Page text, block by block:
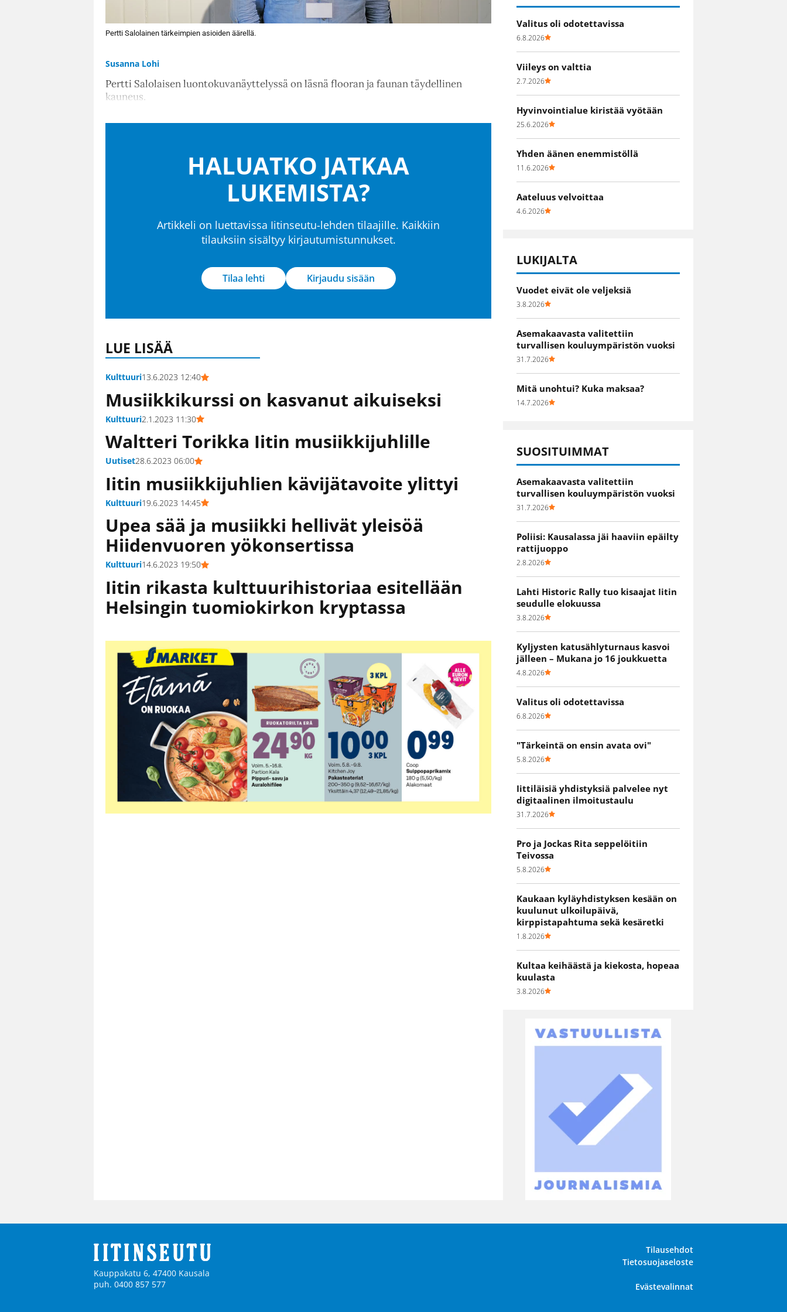
Pertti Salolainen tärkeimpien asioiden äärellä.
Susanna Lohi
Pertti Salolaisen luontokuvanäyttelyssä on läsnä flooran ja faunan täydellinen
kauneus.
HALUATKO JATKAA
LUKEMISTA?
Artikkeli on luettavissa Iitinseutu-lehden tilaajille. Kaikkiin
tilauksiin sisältyy kirjautumistunnukset.
Tilaa lehti Kirjaudu sisään
LUE LISÄÄ
Kulttuuri13.6.2023 12:40
Musiikkikurssi on kasvanut aikuiseksi
Kulttuuri2.1.2023 11:30
Waltteri Torikka Iitin musiikkijuhlille
Uutiset28.6.2023 06:00
Iitin musiikkijuhlien kävijätavoite ylittyi
Kulttuuri19.6.2023 14:45
Upea sää ja musiikki hellivät yleisöä
Hiidenvuoren yökonsertissa
Kulttuuri14.6.2023 19:50
Iitin rikasta kulttuurihistoriaa esitellään
Helsingin tuomiokirkon kryptassa
Valitus oli odotettavissa
6.8.2026
Viileys on valttia
2.7.2026
Hyvinvointialue kiristää vyötään
25.6.2026
Yhden äänen enemmistöllä
11.6.2026
Aateluus velvoittaa
4.6.2026
LUKIJALTA
Vuodet eivät ole veljeksiä
3.8.2026
Asemakaavasta valitettiin
turvallisen kouluympäristön vuoksi
31.7.2026
Mitä unohtui? Kuka maksaa?
14.7.2026
SUOSITUIMMAT
Asemakaavasta valitettiin
turvallisen kouluympäristön vuoksi
31.7.2026
Poliisi: Kausalassa jäi haaviin epäilty
rattijuoppo
2.8.2026
Lahti Historic Rally tuo kisaajat Iitin
seudulle elokuussa
3.8.2026
Kyljysten katusählyturnaus kasvoi
jälleen – Mukana jo 16 joukkuetta
4.8.2026
Valitus oli odotettavissa
6.8.2026
"Tärkeintä on ensin avata ovi"
5.8.2026
Iittiläisiä yhdistyksiä palvelee nyt
digitaalinen ilmoitustaulu
31.7.2026
Pro ja Jockas Rita seppelöitiin
Teivossa
5.8.2026
Kaukaan kyläyhdistyksen kesään on
kuulunut ulkoilupäivä,
kirppistapahtuma sekä kesäretki
1.8.2026
Kultaa keihäästä ja kiekosta, hopeaa
kuulasta
3.8.2026
Kauppakatu 6, 47400 Kausala
puh. 0400 857 577
Tilausehdot
Tietosuojaseloste
Evästevalinnat